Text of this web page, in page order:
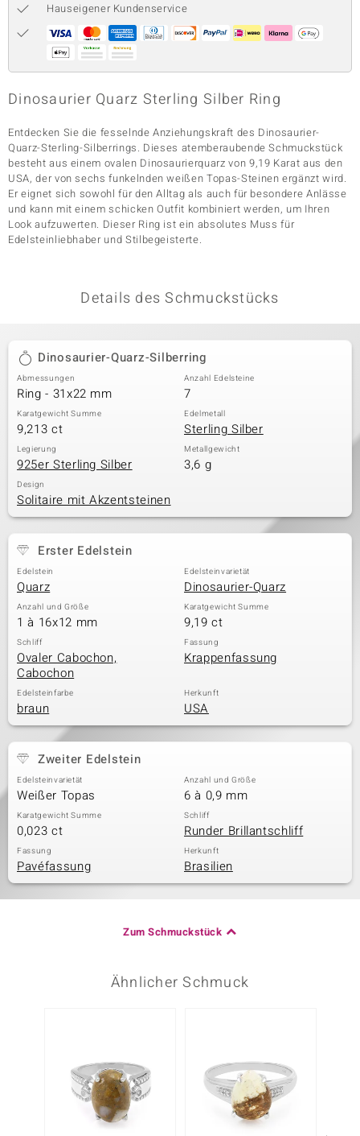
Hauseigener Kundenservice
Dinosaurier Quarz Sterling Silber Ring
Entdecken Sie die fesselnde Anziehungskraft des Dinosaurier-
Quarz-Sterling-Silberrings. Dieses atemberaubende Schmuckstück
besteht aus einem ovalen Dinosaurierquarz von 9,19 Karat aus den
USA, der von sechs funkelnden weißen Topas-Steinen ergänzt wird.
Er eignet sich sowohl für den Alltag als auch für besondere Anlässe
und kann mit einem schicken Outfit kombiniert werden, um Ihren
Look aufzuwerten. Dieser Ring ist ein absolutes Muss für
Edelsteinliebhaber und Stilbegeisterte.
Details des Schmuckstücks
Dinosaurier-Quarz-Silberring
Abmessungen
Ring - 31x22 mm
Anzahl Edelsteine
7
Karatgewicht Summe
9,213 ct
Edelmetall
Sterling Silber
Legierung
925er Sterling Silber
Metallgewicht
3,6 g
Design
Solitaire mit Akzentsteinen
Erster Edelstein
Edelstein
Quarz
Edelsteinvarietät
Dinosaurier-Quarz
Anzahl und Größe
1 à 16x12 mm
Karatgewicht Summe
9,19 ct
Schliff
Ovaler Cabochon,
Cabochon
Fassung
Krappenfassung
Edelsteinfarbe
braun
Herkunft
USA
Zweiter Edelstein
Edelsteinvarietät
Weißer Topas
Anzahl und Größe
6 à 0,9 mm
Karatgewicht Summe
0,023 ct
Schliff
Runder Brillantschliff
Fassung
Pavéfassung
Herkunft
Brasilien
Zum Schmuckstück
Ähnlicher Schmuck